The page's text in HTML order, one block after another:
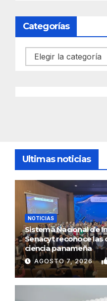
Categorías
Categorías
Ultimas noticias
NOTICIAS
Sistema Nacional de
Senacyt reconoce las
ciencia panameña
AGOSTO 7, 2026